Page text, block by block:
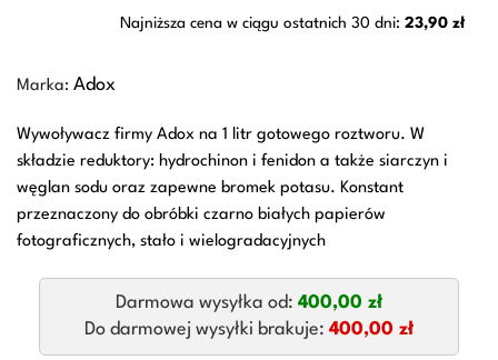
Najniższa cena w ciągu ostatnich 30 dni: 23,90 zł
Marka: Adox
Wywoływacz firmy Adox na 1 litr gotowego roztworu. W
składzie reduktory: hydrochinon i fenidon a także siarczyn i
węglan sodu oraz zapewne bromek potasu. Konstant
przeznaczony do obróbki czarno białych papierów
fotograficznych, stało i wielogradacyjnych
Darmowa wysyłka od: 400,00 zł
Do darmowej wysyłki brakuje: 400,00 zł